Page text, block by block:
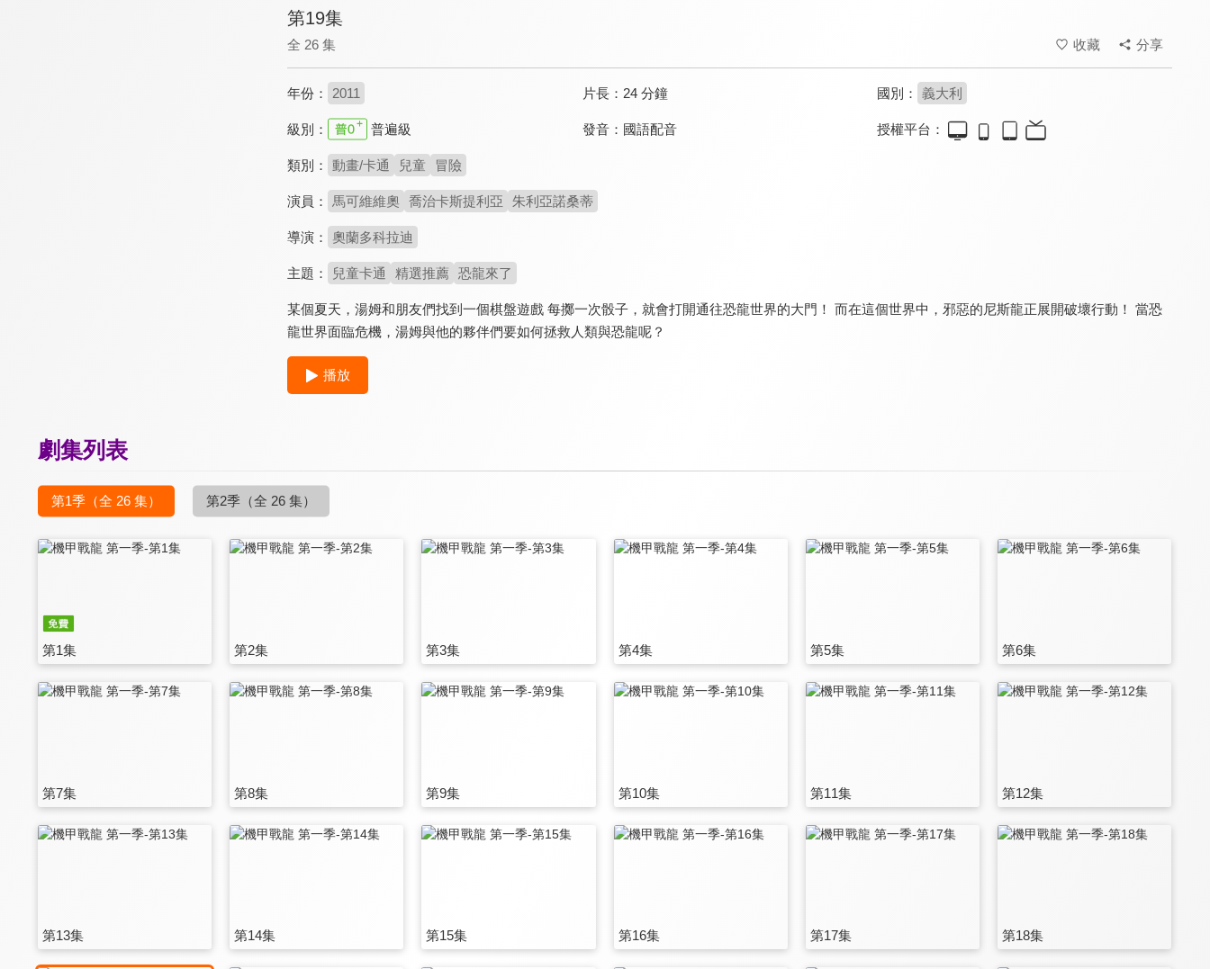
第19集
全 26 集 收藏 分享
年份： 2011 片長： 24 分鐘 國別： 義大利
級別： 普遍級 發音： 國語配音 授權平台：
類別： 動畫/卡通 兒童 冒險
演員： 馬可維維奧 喬治卡斯提利亞 朱利亞諾桑蒂
導演： 奧蘭多科拉迪
主題： 兒童卡通 精選推薦 恐龍來了
某個夏天，湯姆和朋友們找到一個棋盤遊戲 每擲一次骰子，就會打開通往恐龍世界的大門！ 而在這個世界中，邪惡的尼斯龍正展開破壞行動！ 當恐
龍世界面臨危機，湯姆與他的夥伴們要如何拯救人類與恐龍呢？
播放
劇集列表
第1季 （全 26 集） 第2季 （全 26 集）
第1集 第2集 第3集 第4集 第5集 第6集
第7集 第8集 第9集 第10集 第11集 第12集
第13集 第14集 第15集 第16集 第17集 第18集